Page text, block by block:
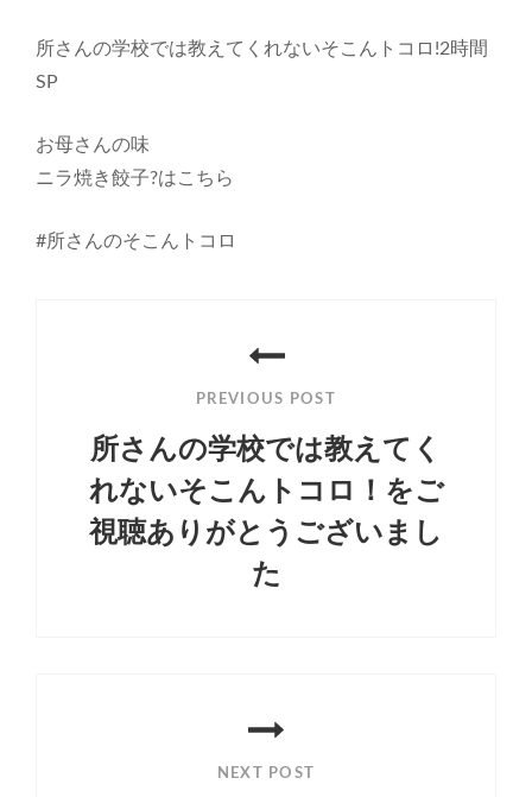
所さんの学校では教えてくれないそこんトコロ!2時間
SP
お母さんの味
ニラ焼き餃子?はこちら
#所さんのそこんトコロ
PREVIOUS POST
所さんの学校では教えてく
れないそこんトコロ！をご
視聴ありがとうございまし
た
NEXT POST